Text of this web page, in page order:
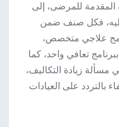
المقدمة للمرضى، إلى
فكل صنف ضمن
علاجي متخصص،
تعافي واحد، كما
مسألة زيادة التكاليف،
بالتردد على العيادات